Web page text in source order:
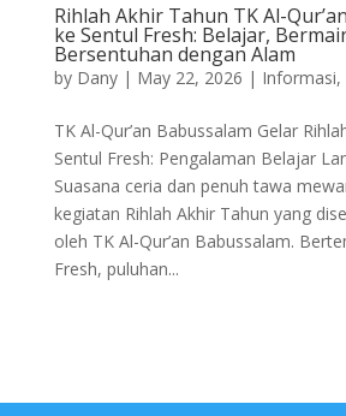
Rihlah Akhir Tahun TK Al-
ke Sentul Fresh: Belajar,
Bersentuhan dengan Alam
by Dany| May 22, 2026 | Informasi,
TK Al-Qur’an Babussalam Gelar
Sentul Fresh: Pengalaman Belajar
Suasana ceria dan penuh tawa
kegiatan Rihlah Akhir Tahun yang
oleh TK Al-Qur’an Babussalam.
Fresh, puluhan...